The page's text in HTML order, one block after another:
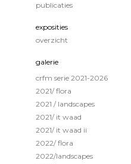
publicaties
exposities
overzicht
galerie
crfm serie 2021-2026
2021/ flora
2021 / landscapes
2021/ it waad
2021/ it waad ii
2022/ flora
2022/landscapes